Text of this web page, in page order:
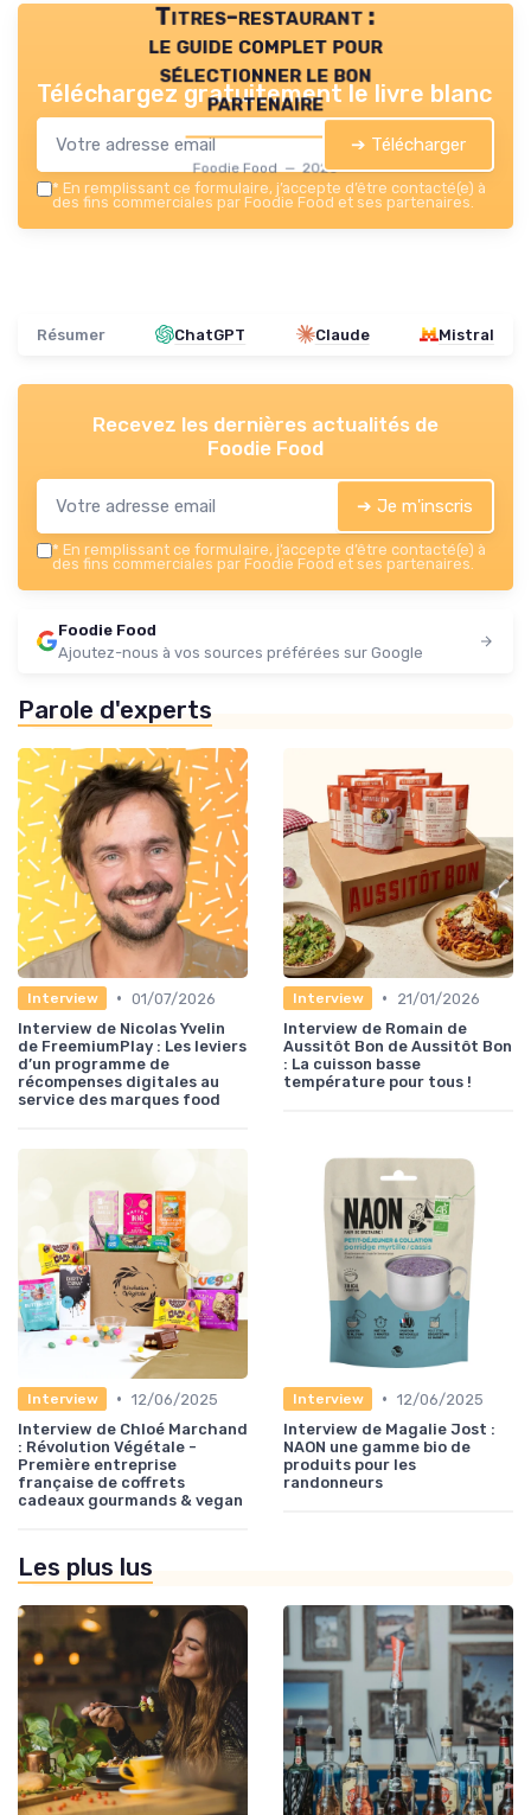
Titres-restaurant :
le guide complet pour
sélectionner le bon
partenaire
Foodie Food — 2026
Téléchargez gratuitement le livre blanc
➔ Télécharger
* En remplissant ce formulaire, j’accepte d’être contacté(e) à
des fins commerciales par Foodie Food et ses partenaires.
Résumer ChatGPT Claude Mistral
Recevez les dernières actualités de
Foodie Food
➔ Je m'inscris
* En remplissant ce formulaire, j’accepte d’être contacté(e) à
des fins commerciales par Foodie Food et ses partenaires.
Foodie Food
Ajoutez-nous à vos sources préférées sur Google
Parole d'experts
Interview • 01/07/2026
Interview de Nicolas Yvelin
de FreemiumPlay : Les leviers
d’un programme de
récompenses digitales au
service des marques food
Interview •
21/01/2026
Interview de Romain de
Aussitôt Bon de Aussitôt Bon
: La cuisson basse
température pour tous !
Interview • 12/06/2025
Interview de Chloé Marchand
: Révolution Végétale -
Première entreprise
française de coffrets
cadeaux gourmands & vegan
Interview • 12/06/2025
Interview de Magalie Jost :
NAON une gamme bio de
produits pour les
randonneurs
Les plus lus